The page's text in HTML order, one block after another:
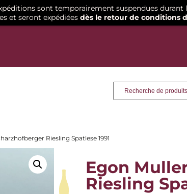
Riesling Spatlese 1991
Egon
Riesling
sont temporairement suspendues durant
et seront expédiées dès le retour de conditions